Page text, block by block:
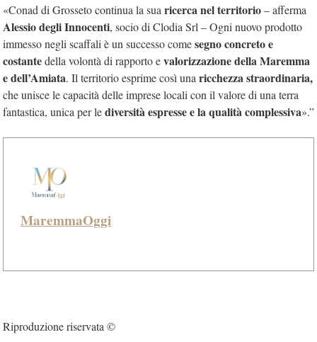
«Conad di Grosseto continua la sua ricerca nel territorio– afferma
Alessio degli Innocenti, socio di Clodia Srl – Ogni nuovo prodotto
immesso negli scaffali è un successo comesegno concreto e
costantedella volontà di rapporto evalorizzazione della Maremma
e dell’Amiata. Il territorio esprime così una ricchezza straordinaria,
che unisce le capacità delle imprese locali con il valore di una terra
fantastica, unica per lediversità espresse e la qualità complessiva».”
MaremmaOggi
Riproduzione riservata ©